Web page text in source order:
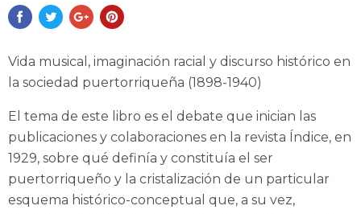
Vida musical, imaginación racial y discurso histórico en
la sociedad puertorriqueña (1898-1940)
El tema de este libro es el debate que inician las
publicaciones y colaboraciones en la revista Índice, en
1929, sobre qué definía y constituía el ser
puertorriqueño y la cristalización de un particular
esquema histórico-conceptual que, a su vez,